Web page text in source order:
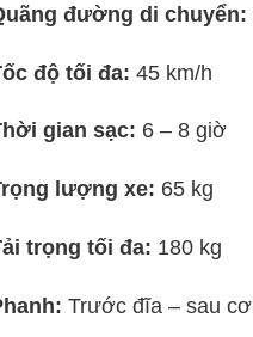
đường di chuyển:
độ tối đa: 45 km/h
gian sạc: 6 – 8 giờ
lượng xe: 65 kg
trọng tối đa: 180 kg
Trước đĩa – sau cơ